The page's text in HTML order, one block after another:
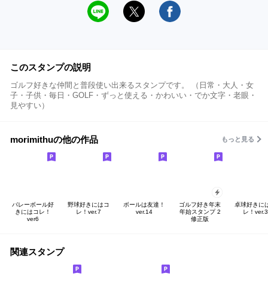
このスタンプの説明
ゴルフ好きな仲間と普段使い出来るスタンプです。 （日常・大人・女
子・子供・毎日・GOLF・ずっと使える・かわいい・でか文字・老眼・
見やすい）
morimithuの他の作品 もっと見る
バレーボール好
きにはコレ！
ver6
野球好きにはコ
レ！ver.7
ボールは友達！
ver.14
ゴルフ好き年末
年始スタンプ 2
修正版
卓球好きに
レ！ver.3
関連スタンプ